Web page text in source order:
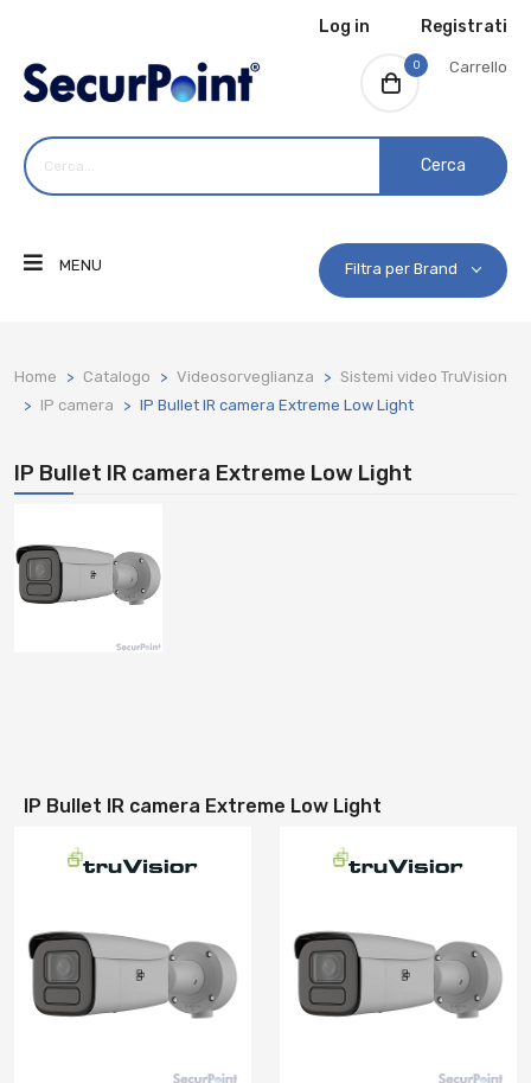
Log in Registrati
0 Carrello
Cerca
MENU Filtra per Brand
Home Catalogo Videosorveglianza
Sistemi video TruVision
IP camera
IP Bullet IR camera Extreme Low Light
IP Bullet IR camera Extreme Low Light
IP Bullet IR camera Extreme Low Light